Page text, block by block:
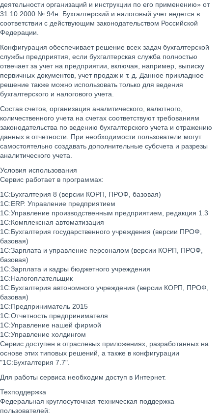
деятельности организаций и инструкции по его применению» от
31.10.2000 № 94н. Бухгалтерский и налоговый учет ведется в
соответствии с действующим законодательством Российской
Федерации.
Конфигурация обеспечивает решение всех задач бухгалтерской
службы предприятия, если бухгалтерская служба полностью
отвечает за учет на предприятии, включая, например, выписку
первичных документов, учет продаж и т. д. Данное прикладное
решение также можно использовать только для ведения
бухгалтерского и налогового учета.
Состав счетов, организация аналитического, валютного,
количественного учета на счетах соответствуют требованиям
законодательства по ведению бухгалтерского учета и отражению
данных в отчетности. При необходимости пользователи могут
самостоятельно создавать дополнительные субсчета и разрезы
аналитического учета.
Условия использования
Сервис работает в программах:
1С:Бухгалтерия 8 (версии КОРП, ПРОФ, базовая)
1С:ERP. Управление предприятием
1С:Управление производственным предприятием, редакция 1.3
1С:Комплексная автоматизация
1С:Бухгалтерия государственного учреждения (версии ПРОФ,
базовая)
1С:Зарплата и управление персоналом (версии КОРП, ПРОФ,
базовая)
1С:Зарплата и кадры бюджетного учреждения
1С:Налогоплательщик
1С:Бухгалтерия автономного учреждения (версии КОРП, ПРОФ,
базовая)
1С:Предприниматель 2015
1С:Отчетность предпринимателя
1С:Управление нашей фирмой
1С:Управление холдингом
Сервис доступен в отраслевых приложениях, разработанных на
основе этих типовых решений, а также в конфигурации
"1С:Бухгалтерия 7.7".
Для работы сервиса необходим доступ в Интернет.
Техподдержка
Федеральная круглосуточная техническая поддержка
пользователей: